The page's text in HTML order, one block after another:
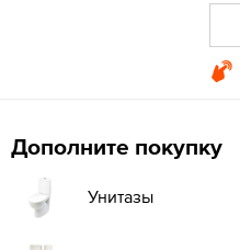
Дополните покупку
Унитазы